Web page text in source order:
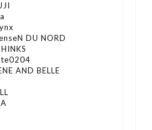
DU NORD
AND BELLE